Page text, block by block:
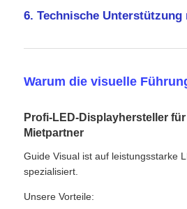
6. Technische Unterstützung
Warum die visuelle
Profi-LED-Displayhersteller
Mietpartner
Guide Visual ist auf leistungsstarke
spezialisiert.
Unsere Vorteile: